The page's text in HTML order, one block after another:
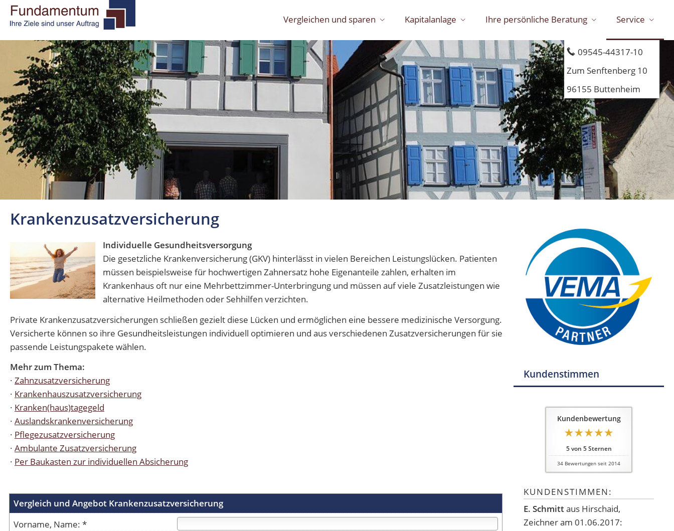
Vergleichen und sparen Kapitalanlage Ihre persönliche Beratung
Service
09545-44317-10
Zum Senftenberg 10
96155 Buttenheim
Kundenstimmen
Kundenbewertung
5von 5Sternen
34 Bewertungen seit 2014
KUNDENSTIMMEN:
E. Schmittaus Hirschaid,
Zeichneram 01.06.2017:
Krankenzusatzversicherung
Individuelle Gesundheitsversorgung
Die gesetzliche Krankenversicherung (GKV) hinterlässt in vielen Bereichen Leistungslücken. Patienten
müssen beispielsweise für hochwertigen Zahnersatz hohe Eigenanteile zahlen, erhalten im
Krankenhaus oft nur eine Mehrbettzimmer-Unterbringung und müssen auf viele Zusatzleistungen wie
alternative Heilmethoden oder Sehhilfen verzichten.
Private Krankenzusatzversicherungen schließen gezielt diese Lücken und ermöglichen eine bessere medizinische Versorgung.
Versicherte können so ihre Gesundheitsleistungen individuell optimieren und aus verschiedenen Zusatzversicherungen für sie
passende Leistungspakete wählen.
Mehr zum Thema:
· Zahnzusatzversicherung
· Krankenhauszusatzversicherung
· Kranken(haus)tagegeld
· Auslandskrankenversicherung
· Pflegezusatzversicherung
· Ambulante Zusatzversicherung
· Per Baukasten zur individuellen Absicherung
Vergleich und Angebot Krankenzusatzversicherung
Vorname, Name: *